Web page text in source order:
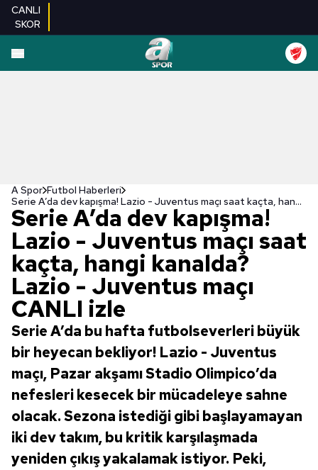
CANLI
SKOR
A Spor Futbol Haberleri
Serie A’da dev kapışma! Lazio - Juventus maçı saat kaçta, hangi kanalda? Lazio - Juventus maçı CANLI izle
Serie A’da dev kapışma!
Lazio - Juventus maçı saat
kaçta, hangi kanalda?
Lazio - Juventus maçı
CANLI izle
Serie A’da bu hafta futbolseverleri büyük
bir heyecan bekliyor! Lazio - Juventus
maçı, Pazar akşamı Stadio Olimpico’da
nefesleri kesecek bir mücadeleye sahne
olacak. Sezona istediği gibi başlayamayan
iki dev takım, bu kritik karşılaşmada
yeniden çıkış yakalamak istiyor. Peki,